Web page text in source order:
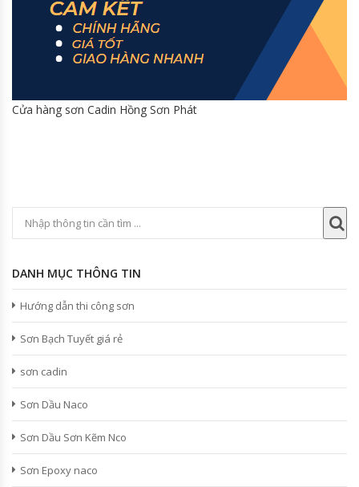
Cửa hàng sơn Cadin Hồng Sơn Phát
DANH MỤC THÔNG TIN
Hướng dẫn thi công sơn
Sơn Bạch Tuyết giá rẻ
sơn cadin
Sơn Dầu Naco
Sơn Dầu Sơn Kẽm Nco
Sơn Epoxy naco